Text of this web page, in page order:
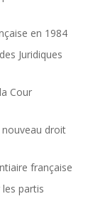
en 1984
Juridiques
Cour
nouveau droit
française
les partis